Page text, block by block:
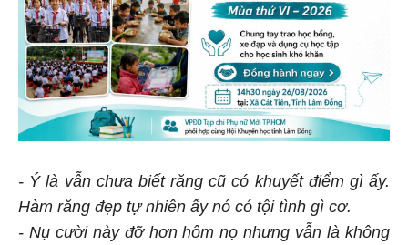
- Ý là vẫn chưa biết răng cũ có khuyết điểm gì ấy.
Hàm răng đẹp tự nhiên ấy nó có tội tình gì cơ.
- Nụ cười này đỡ hơn hôm nọ nhưng vẫn là không